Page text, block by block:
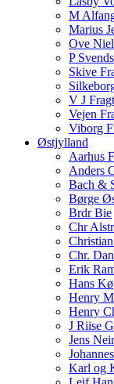
M
Marius
Ove
P
Skive
V J Fragt
Vejen
Viborg
Østjylland
Aarhus
Anders
Bach &
Børge
Brdr Bie
Chr
Chr.
Erik
Hans
Henry
Henry
J Riise
Jens
Karl og